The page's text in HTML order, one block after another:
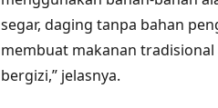
segar, daging tanpa bahan
membuat makanan
bergizi,” jelasnya.